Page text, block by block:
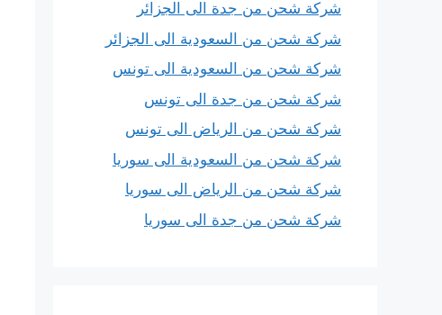
شركة شحن من جدة الى الجزائر
شركة شحن من السعودية الى الجزائر
شركة شحن من السعودية الى تونس
شركة شحن من جدة الى تونس
شركة شحن من الرياض الى تونس
شركة شحن من السعودية الى سوريا
شركة شحن من الرياض الى سوريا
شركة شحن من جدة الى سوريا